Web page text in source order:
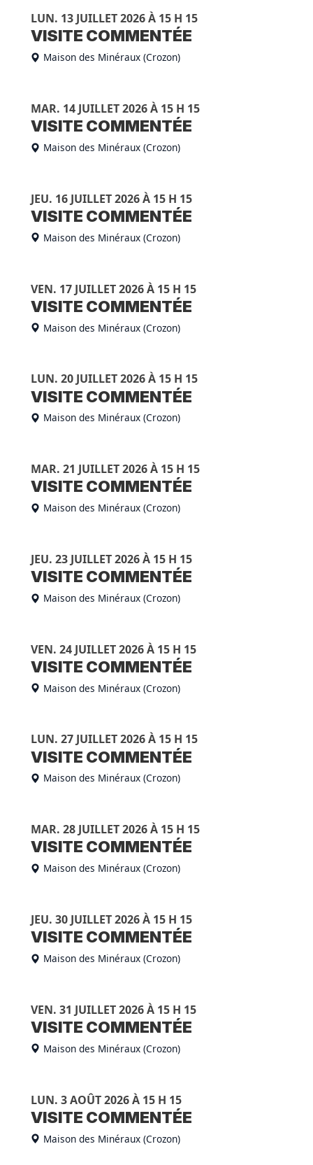
LUN. 13 JUILLET 2026 À 15 H 15
VISITE COMMENTÉE
Maison des Minéraux (Crozon)
MAR. 14 JUILLET 2026 À 15 H 15
VISITE COMMENTÉE
Maison des Minéraux (Crozon)
JEU. 16 JUILLET 2026 À 15 H 15
VISITE COMMENTÉE
Maison des Minéraux (Crozon)
VEN. 17 JUILLET 2026 À 15 H 15
VISITE COMMENTÉE
Maison des Minéraux (Crozon)
LUN. 20 JUILLET 2026 À 15 H 15
VISITE COMMENTÉE
Maison des Minéraux (Crozon)
MAR. 21 JUILLET 2026 À 15 H 15
VISITE COMMENTÉE
Maison des Minéraux (Crozon)
JEU. 23 JUILLET 2026 À 15 H 15
VISITE COMMENTÉE
Maison des Minéraux (Crozon)
VEN. 24 JUILLET 2026 À 15 H 15
VISITE COMMENTÉE
Maison des Minéraux (Crozon)
LUN. 27 JUILLET 2026 À 15 H 15
VISITE COMMENTÉE
Maison des Minéraux (Crozon)
MAR. 28 JUILLET 2026 À 15 H 15
VISITE COMMENTÉE
Maison des Minéraux (Crozon)
JEU. 30 JUILLET 2026 À 15 H 15
VISITE COMMENTÉE
Maison des Minéraux (Crozon)
VEN. 31 JUILLET 2026 À 15 H 15
VISITE COMMENTÉE
Maison des Minéraux (Crozon)
LUN. 3 AOÛT 2026 À 15 H 15
VISITE COMMENTÉE
Maison des Minéraux (Crozon)